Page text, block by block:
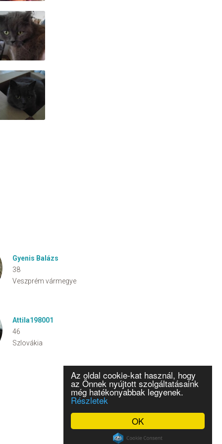
OK
Az oldal cookie-kat használ, hogy
az Önnek nyújtott szolgáltatásaink
még hatékonyabbak legyenek.
Részletek
Gyenis Balázs
38
Veszprém vármegye
Attila198001
46
Szlovákia